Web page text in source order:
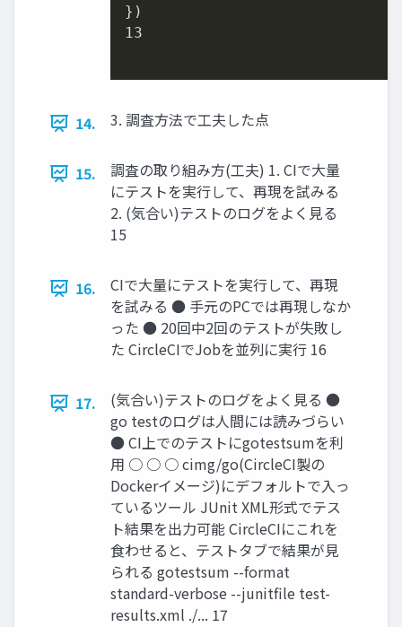
13
14. 3. 調査方法で工夫した点
15.
調査の取り組み方(工夫) 1. CIで大量
にテストを実行して、再現を試みる
2. (気合い)テストのログをよく見る
15
16.
CIで大量にテストを実行して、再現
を試みる ● 手元のPCでは再現しなか
った ● 20回中2回のテストが失敗し
た CircleCIでJobを並列に実行 16
17.
(気合い)テストのログをよく見る ●
go testのログは人間には読みづらい
● CI上でのテストにgotestsumを利
用 ○ ○ ○ cimg/go(CircleCI製の
Dockerイメージ)にデフォルトで入っ
ているツール JUnit XML形式でテス
ト結果を出力可能 CircleCIにこれを
食わせると、テストタブで結果が見
られる gotestsum --format
standard-verbose --junitfile test-
results.xml ./... 17